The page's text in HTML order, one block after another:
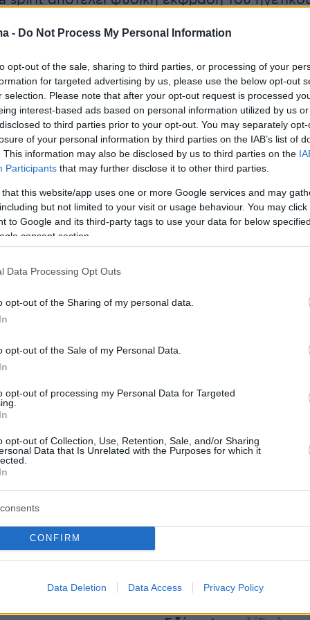
- Do Not Process My Personal Information
opt-out of the sale, sharing to third parties, or processing of your
for targeted advertising by us, please use the below opt-out
selection. Please note that after your opt-out request is processed
interest-based ads based on personal information utilized by us
to third parties prior to your opt-out. You may separately
of your personal information by third parties on the IAB’s list of
This information may also be disclosed by us to third parties on the
Participants that may further disclose it to other third parties.
that this website/app uses one or more Google services and may
but not limited to your visit or usage behaviour. You may
to Google and its third-party tags to use your data for below
consent section.
Data Processing Opt Outs
opt-out of the Sharing of my personal data.
opt-out of the Sale of my Personal Data.
opt-out of processing my Personal Data for Targeted
opt-out of Collection, Use, Retention, Sale, and/or Sharing
Data that Is Unrelated with the Purposes for which it
CONFIRM
Data Deletion Data Access Privacy Policy
brand βαθιά συνδεδεμένο με τον τόπο και
ότι η ανάπτυξη μιας κατηγορίας περνά και
της ανάδειξη.
και η γαστρονομία είναι άρρηκτα
ελληνικά spirits, τα οποία δεν λειτουργούν
στάδιο ενός γεύματος, αλλά ως
ταυτότητας, μνήμης και εμπειρίας. Με
o Skinos Mastiha spirit αναλαμβάνει την
να δώσει θεσμικό βάρος στη spirit list των
αναγνωρίζοντάς την ως σημείο συνάντησης
κουλτούρας. Το βραβείο επιβραβεύει τους
τα ελληνικά spirits με γνώση,
σεβασμό, συμβάλλοντας στη διαμόρφωση
και διεθνώς αναγνωρίσιμης εικόνας
χώρο: το τραπέζι της ελληνικής
protothema.gr στο Google News
Ειδήσειςαπό την Ελλάδα και τον Κόσμο, τη
Protothema.gr